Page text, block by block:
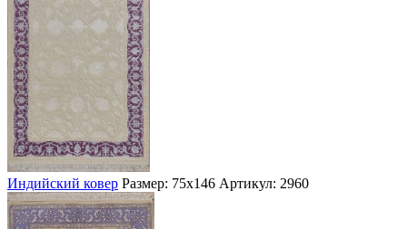
Индийский ковер Размер: 75х146 Артикул: 2960